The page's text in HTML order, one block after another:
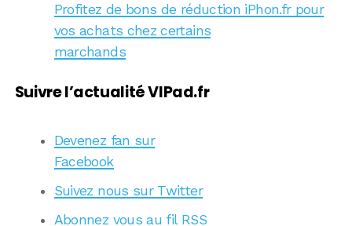
Profitez de bons de réduction iPhon.fr pour
vos achats chez certains
marchands
Suivre l’actualité VIPad.fr
Devenez fan sur
Facebook
Suivez nous sur Twitter
Abonnez vous au fil RSS